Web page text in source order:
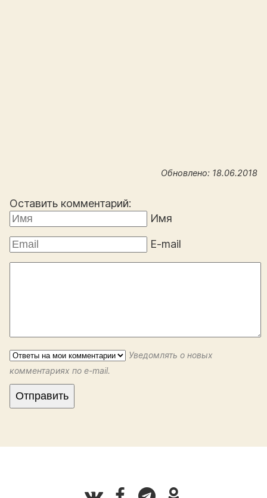
Обновлено: 18.06.2018
Оставить комментарий:
Имя
E-mail
Уведомлять о новых
комментариях по e-mail.